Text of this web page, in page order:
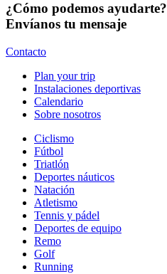
¿Cómo podemos ayudarte?
Envíanos tu mensaje
Contacto
Plan your trip
Instalaciones deportivas
Calendario
Sobre nosotros
Ciclismo
Fútbol
Triatlón
Deportes náuticos
Natación
Atletismo
Tennis y pádel
Deportes de equipo
Remo
Golf
Running